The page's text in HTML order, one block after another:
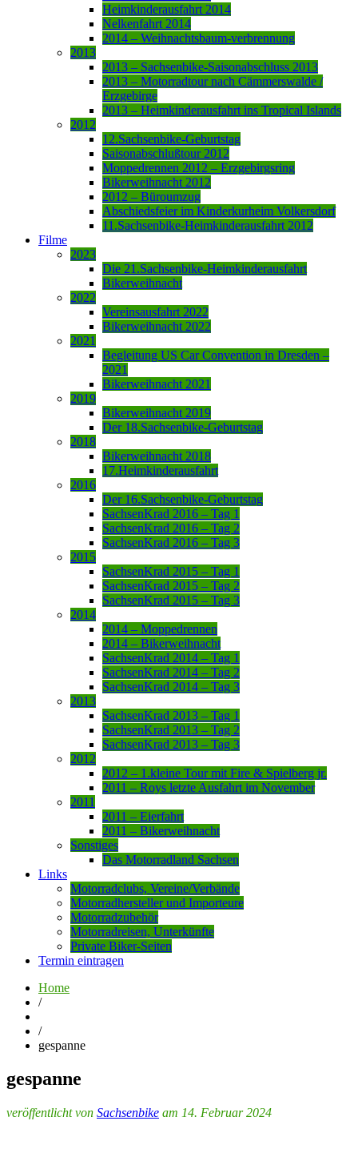
Heimkinderausfahrt 2014
Nelkenfahrt 2014
2014 – Weihnachtsbaum-verbrennung
2013
2013 – Sachsenbike-Saisonabschluss 2013
2013 – Motorradtour nach Cämmerswalde /
Erzgebirge
2013 – Heimkinderausfahrt ins Tropical Islands
2012
12.Sachsenbike-Geburtstag
Saisonabschlußtour 2012
Moppedrennen 2012 – Erzgebirgsring
Bikerweihnacht 2012
2012 – Büroumzug
Abschiedsfeier im Kinderkurheim Volkersdorf
11.Sachsenbike-Heimkinderausfahrt 2012
Filme
2023
Die 21.Sachsenbike-Heimkinderausfahrt
Bikerweihnacht
2022
Vereinsausfahrt 2022
Bikerweihnacht 2022
2021
Begleitung US Car Convention in Dresden –
2021
Bikerweihnacht 2021
2019
Bikerweihnacht 2019
Der 18.Sachsenbike-Geburtstag
2018
Bikerweihnacht 2018
17.Heimkinderausfahrt
2016
Der 16.Sachsenbike-Geburtstag
SachsenKrad 2016 – Tag 1
SachsenKrad 2016 – Tag 2
SachsenKrad 2016 – Tag 3
2015
SachsenKrad 2015 – Tag 1
SachsenKrad 2015 – Tag 2
SachsenKrad 2015 – Tag 3
2014
2014 – Moppedrennen
2014 – Bikerweihnacht
SachsenKrad 2014 – Tag 1
SachsenKrad 2014 – Tag 2
SachsenKrad 2014 – Tag 3
2013
SachsenKrad 2013 – Tag 1
SachsenKrad 2013 – Tag 2
SachsenKrad 2013 – Tag 3
2012
2012 – 1.kleine Tour mit Fire & Spielberg jr.
2011 – Roys letzte Ausfahrt im November
2011
2011 – Eierfahrt
2011 – Bikerweihnacht
Sonstiges
Das Motorradland Sachsen
Links
Motorradclubs, Vereine/Verbände
Motorradhersteller und Importeure
Motorradzubehör
Motorradreisen, Unterkünfte
Private Biker-Seiten
Termin eintragen
Home
/
/
gespanne
gespanne
veröffentlicht von Sachsenbike am 14. Februar 2024